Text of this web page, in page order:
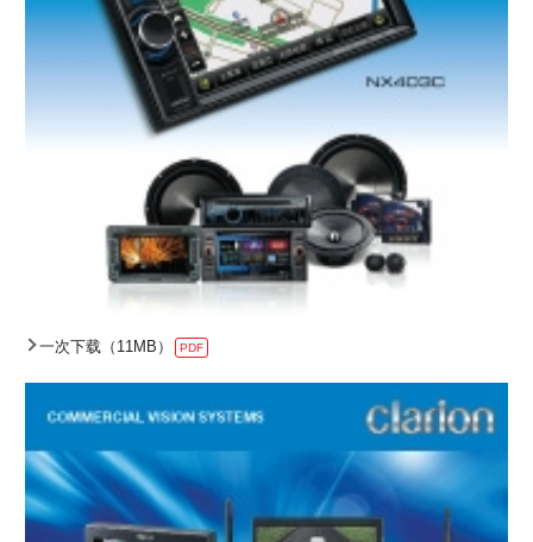
一次下载（11MB） PDF